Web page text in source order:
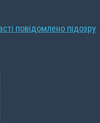
повідомлено підозру